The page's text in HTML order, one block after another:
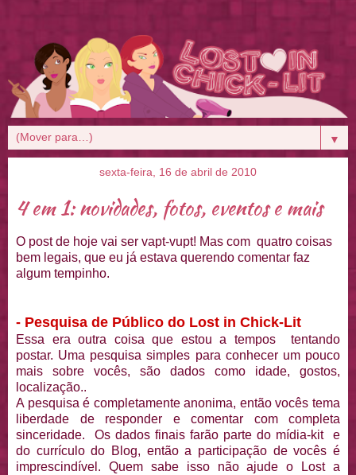
▼
sexta-feira, 16 de abril de 2010
4 em 1: novidades, fotos, eventos e mais
O post de hoje vai ser vapt-vupt! Mas com quatro coisas
bem legais, que eu já estava querendo comentar faz
algum tempinho.
- Pesquisa de Público do Lost in Chick-Lit
Essa era outra coisa que estou a tempos tentando
postar. Uma pesquisa simples para conhecer um pouco
mais sobre vocês, são dados como idade, gostos,
localização..
A pesquisa é completamente anonima, então vocês tema
liberdade de responder e comentar com completa
sinceridade. Os dados finais farão parte do mídia-kit e
do currículo do Blog, então a participação de vocês é
imprescindível. Quem sabe isso não ajude o Lost a